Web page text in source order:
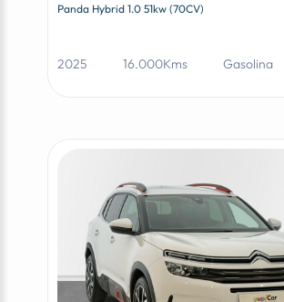
Panda Hybrid 1.0 51kw (70CV)
2025 16.000Kms Gasolina